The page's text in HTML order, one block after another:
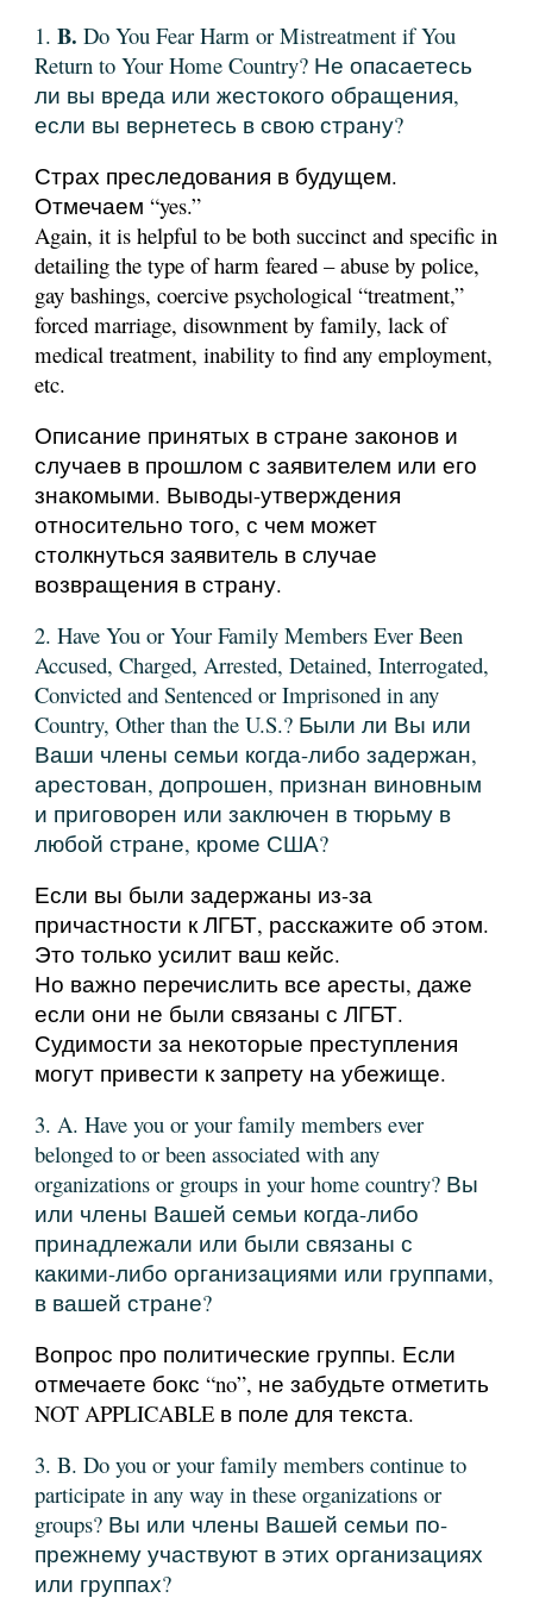
1.B. Do You Fear Harm or Mistreatment if You
Return to Your Home Country? Не опасаетесь
ли вы вреда или жестокого обращения,
если вы вернетесь в свою страну?
Страх преследования в будущем.
Отмечаем “yes.”
Again, it is helpful to be both succinct and specific in
detailing the type of harm feared – abuse by police,
gay bashings, coercive psychological “treatment,”
forced marriage, disownment by family, lack of
medical treatment, inability to find any employment,
etc.
Описание принятых в стране законов и
случаев в прошлом с заявителем или его
знакомыми. Выводы-утверждения
относительно того, с чем может
столкнуться заявитель в случае
возвращения в страну.
2. Have You or Your Family Members Ever Been
Accused, Charged, Arrested, Detained, Interrogated,
Convicted and Sentenced or Imprisoned in any
Country, Other than the U.S.? Были ли Вы или
Ваши члены семьи когда-либо задержан,
арестован, допрошен, признан виновным
и приговорен или заключен в тюрьму в
любой стране, кроме США?
Если вы были задержаны из-за
причастности к ЛГБТ, расскажите об этом.
Это только усилит ваш кейс.
Но важно перечислить все аресты, даже
если они не были связаны с ЛГБТ.
Судимости за некоторые преступления
могут привести к запрету на убежище.
3. A. Have you or your family members ever
belonged to or been associated with any
organizations or groups in your home country? Вы
или члены Вашей семьи когда-либо
принадлежали или были связаны с
какими-либо организациями или группами,
в вашей стране?
Вопрос про политические группы. Если
отмечаете бокс “no”, не забудьте отметить
NOT APPLICABLE в поле для текста.
3. B. Do you or your family members continue to
participate in any way in these organizations or
groups? Вы или члены Вашей семьи по-
прежнему участвуют в этих организациях
или группах?